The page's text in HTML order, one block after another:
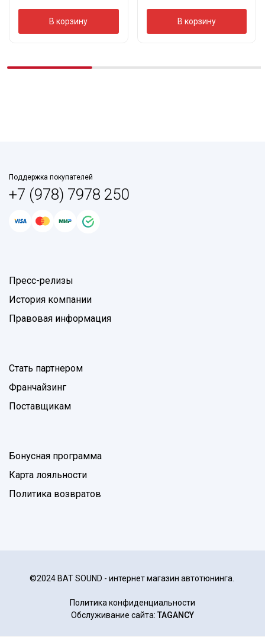
В корзину В корзину
Поддержка покупателей
+7 (978) 7978 250
Пресс-релизы
История компании
Правовая информация
Стать партнером
Франчайзинг
Поставщикам
Бонусная программа
Карта лояльности
Политика возвратов
©2024 BAT SOUND - интернет магазин автотюнинга.
Политика конфиденциальности
Обслуживание сайта: TAGANCY